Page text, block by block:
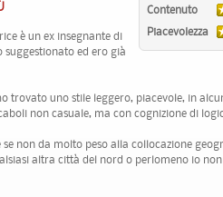
Contenuto
Piacevolezza
è un ex insegnante di
suggestionato ed ero già
trovato uno stile leggero, piacevole, in
non casuale, ma con cognizione di
non da molto peso alla collocazione
altra città del nord o perlomeno io